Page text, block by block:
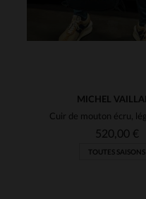
MICHEL
520,00 €
TOUTES SAISONS